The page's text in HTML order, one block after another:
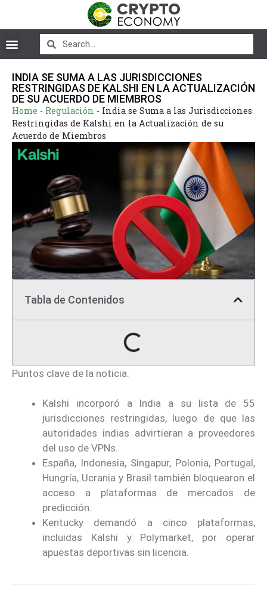
INDIA SE SUMA A LAS JURISDICCIONES
RESTRINGIDAS DE KALSHI EN LA ACTUALIZACIÓN
DE SU ACUERDO DE MIEMBROS
Home - Regulación - India se Suma a las Jurisdicciones
Restringidas de Kalshi en la Actualización de su
Acuerdo de Miembros
Tabla de Contenidos
Puntos clave de la noticia:
Kalshi incorporó a India a su lista de 55
jurisdicciones restringidas, luego de que las
autoridades indias advirtieran a proveedores
del uso de VPNs.
España, Indonesia, Singapur, Polonia, Portugal,
Hungría, Ucrania y Brasil también bloquearon el
acceso a plataformas de mercados de
predicción.
Kentucky demandó a cinco plataformas,
incluidas Kalshi y Polymarket, por operar
apuestas deportivas sin licencia.